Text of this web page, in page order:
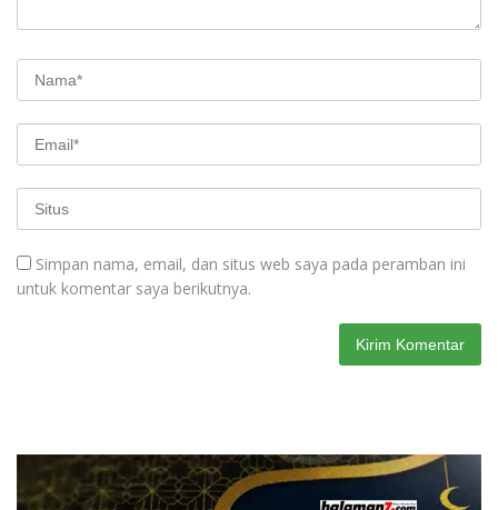
Simpan nama, email, dan situs web saya pada peramban ini
untuk komentar saya berikutnya.